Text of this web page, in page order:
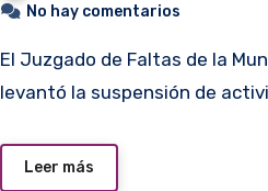
No hay comentarios
El Juzgado de Faltas de la Municipalidad de Asunción
levantó la suspensión de
Leer más